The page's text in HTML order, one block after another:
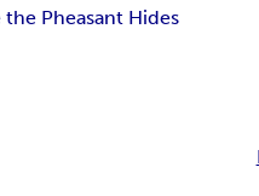
the Pheasant Hides